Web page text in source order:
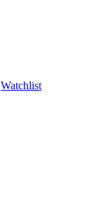
Watchlist